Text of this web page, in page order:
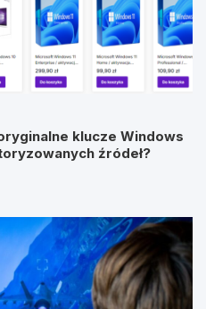
klucze Windows
źródeł?